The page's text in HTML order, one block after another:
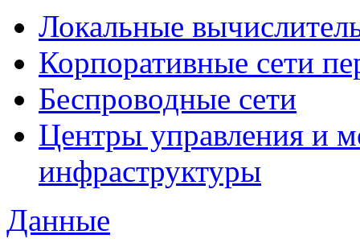
Локальные
Корпоративные сети
Беспроводные сети
Центры управления и
инфраструктуры
Данные